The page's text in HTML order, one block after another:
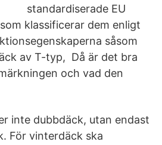
standardiserade EU
klassificerar dem enligt
såsom
av T-typ, Då är det bra
och vad den
inte dubbdäck, utan endast
För vinterdäck ska